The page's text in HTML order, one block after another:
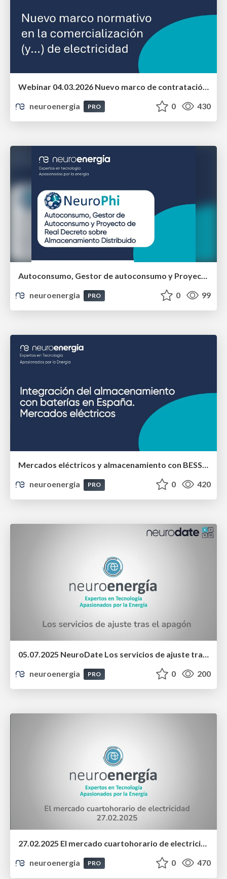
neuroenergia
PRO 0 430
Autoconsumo, Gestor de autoconsumo y Proyecto de RD sobre almacenamiento distribuido
neuroenergia
PRO 0 99
Mercados eléctricos y almacenamiento con BESS en España
neuroenergia
PRO 0 420
05.07.2025 NeuroDate Los servicios de ajuste tras el apagón
neuroenergia
PRO 0 200
27.02.2025 El mercado cuartohorario de electricidad
neuroenergia
PRO 0 470